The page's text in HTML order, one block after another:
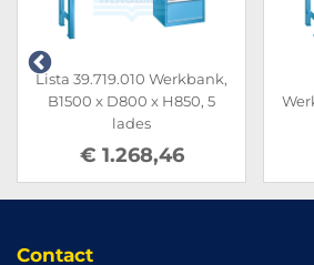
Lista 39.719.010 Werkbank,
B1500 x D800 x H850, 5
lades
€ 1.268,46
Contact